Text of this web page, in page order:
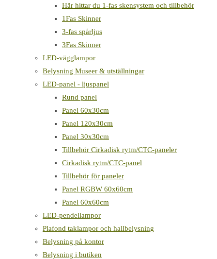
Här hittar du 1-fas skensystem och tillbehör
1Fas Skinner
3-fas spårljus
3Fas Skinner
LED-vägglampor
Belysning Museer & utställningar
LED-panel - ljuspanel
Rund panel
Panel 60x30cm
Panel 120x30cm
Panel 30x30cm
Tillbehör Cirkadisk rytm/CTC-paneler
Cirkadisk rytm/CTC-panel
Tillbehör för paneler
Panel RGBW 60x60cm
Panel 60x60cm
LED-pendellampor
Plafond taklampor och hallbelysning
Belysning på kontor
Belysning i butiken